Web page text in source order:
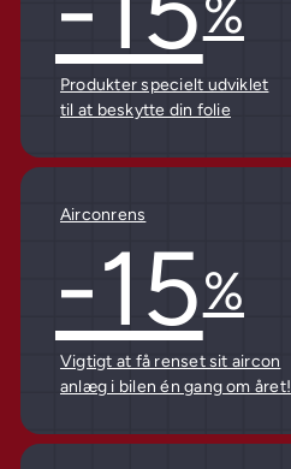
%
Produkter specielt udviklet
til at beskytte din folie
Airconrens
-15%
Vigtigt at få renset sit aircon
anlæg i bilen én gang om året!